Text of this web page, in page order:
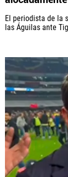
El periodista de la
las Águilas ante